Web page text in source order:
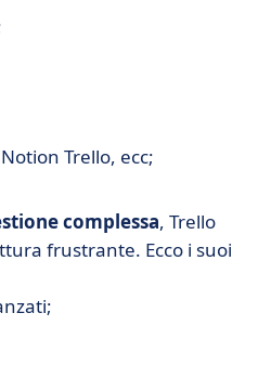
Trello, ecc;
complessa, Trello
frustrante. Ecco i suoi